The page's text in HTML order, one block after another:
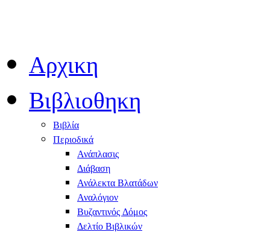
Αρχικη
Βιβλιοθηκη
Βιβλία
Περιοδικά
Ανάπλασις
Διάβαση
Ανάλεκτα Βλατάδων
Αναλόγιον
Βυζαντινός Δόμος
Δελτίο Βιβλικών